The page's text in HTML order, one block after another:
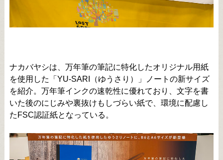
ナカバヤシは、万年筆の筆記に特化したオリジナル用紙
を使用した「YU-SARI（ゆうさり）」ノートの新サイズ
を紹介。万年筆インクの速乾性に優れており、文字を書
いた後のにじみや裏抜けもしづらい紙で、環境に配慮し
たFSC認証紙となっている。